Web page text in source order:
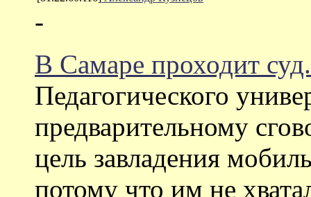
-
В Самаре проходит суд.
Педагогического
предварительному
цель завладения
потому что им не